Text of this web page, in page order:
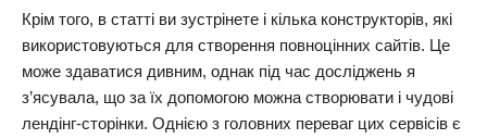
Крім того, в статті ви зустрінете і кілька конструкторів, які
використовуються для створення повноцінних сайтів. Це
може здаватися дивним, однак під час досліджень я
з’ясувала, що за їх допомогою можна створювати і чудові
лендінг-сторінки. Однією з головних переваг цих сервісів є